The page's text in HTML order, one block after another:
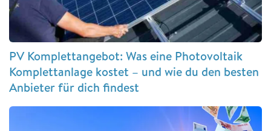
PV Komplettangebot: Was eine Photovoltaik
Komplettanlage kostet – und wie du den besten
Anbieter für dich findest